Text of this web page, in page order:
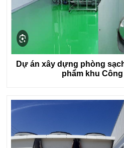
Dự án xây dựng phòng
phẩm khu